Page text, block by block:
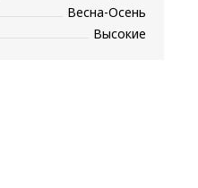
Весна-Осень
Высокие